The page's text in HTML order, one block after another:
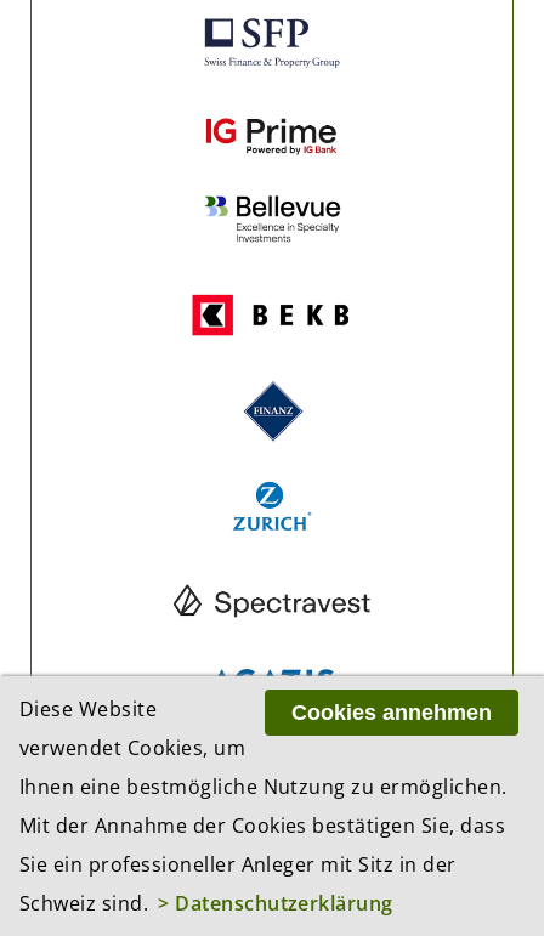
Cookies annehmen
Diese Website
verwendet Cookies, um
Ihnen eine bestmögliche Nutzung zu ermöglichen.
Mit der Annahme der Cookies bestätigen Sie, dass
Sie ein professioneller Anleger mit Sitz in der
Schweiz sind. > Datenschutzerklärung